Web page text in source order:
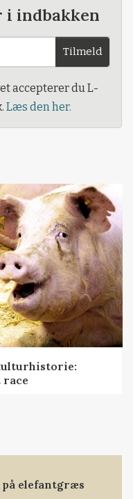
i indbakken
Tilmeld
accepterer du L-
Læs den her.
race
elefantgræs